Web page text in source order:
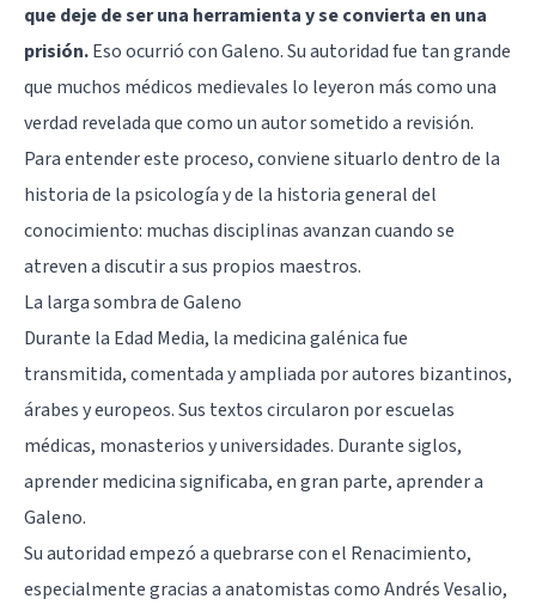
que deje de ser una herramienta y se convierta en una
prisión.Eso ocurrió con Galeno. Su autoridad fue tan grande
que muchos médicos medievales lo leyeron más como una
verdad revelada que como un autor sometido a revisión.
Para entender este proceso, conviene situarlo dentro de la
historia de la psicologíay de la historia general del
conocimiento: muchas disciplinas avanzan cuando se
atreven a discutir a sus propios maestros.
La larga sombra de Galeno
Durante la Edad Media, la medicina galénica fue
transmitida, comentada y ampliada por autores bizantinos,
árabes y europeos. Sus textos circularon por escuelas
médicas, monasterios y universidades. Durante siglos,
aprender medicina significaba, en gran parte, aprender a
Galeno.
Su autoridad empezó a quebrarse con el Renacimiento,
especialmente gracias a anatomistas como Andrés Vesalio,